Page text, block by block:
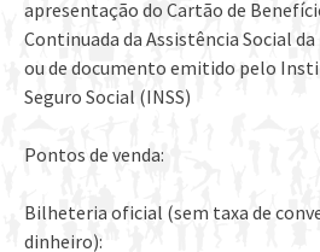
apresentação do Cartão de
Continuada da Assistência Social
ou de documento emitido pelo
Seguro Social (INSS)
Pontos de venda:
Bilheteria oficial (sem taxa de
dinheiro):